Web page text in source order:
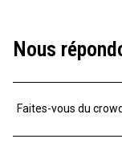
Nous
Faites-vous du